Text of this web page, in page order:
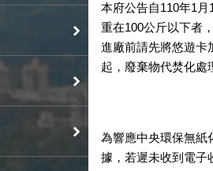
本府公告自110年1
重在100公斤以下者
進廠前請先將悠遊卡
起，廢棄物代焚化處
為響應中央環保無紙
據，若遲未收到電子